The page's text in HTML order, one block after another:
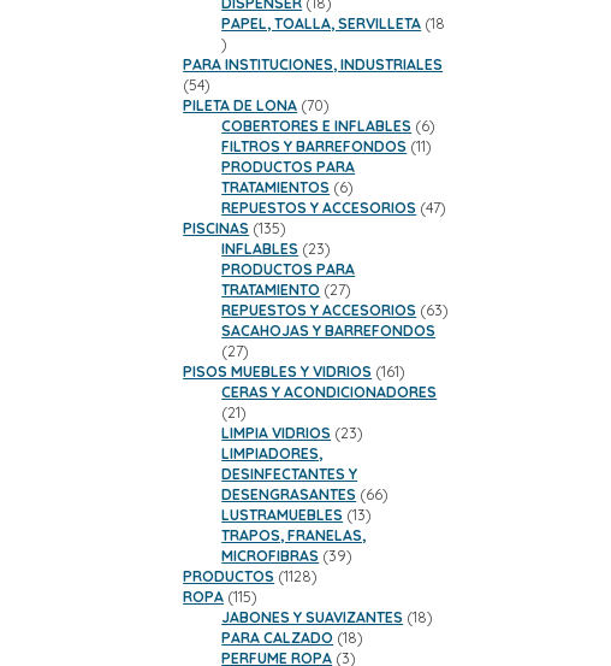
productos
PAPEL, TOALLA, SERVILLETA 18
18
productos
PARA INSTITUCIONES, INDUSTRIALES
5454
productos
PILETA DE LONA 7070
productos
COBERTORES E INFLABLES 66
productos
FILTROS Y BARREFONDOS 1111
PRODUCTOS PARA
TRATAMIENTOS 66
productos
REPUESTOS Y ACCESORIOS 4747
PISCINAS 135135
productos
INFLABLES 2323
productos
PRODUCTOS PARA
TRATAMIENTO 2727
productos
REPUESTOS Y ACCESORIOS 6363
SACAHOJAS Y BARREFONDOS
2727
productos
PISOS MUEBLES Y VIDRIOS 161161
productos
CERAS Y ACONDICIONADORES
2121
productos
LIMPIA VIDRIOS 2323
LIMPIADORES,
DESINFECTANTES Y
DESENGRASANTES 6666
LUSTRAMUEBLES 1313
TRAPOS, FRANELAS,
MICROFIBRAS 3939
PRODUCTOS 11281128
ROPA 115115
productos
JABONES Y SUAVIZANTES 1818
PARA CALZADO 1818
PERFUME ROPA 33